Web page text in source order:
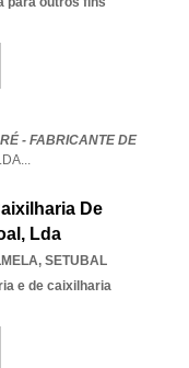
- FABRICANTE DE
...
De
Lda
, SETUBAL
e de caixilharia